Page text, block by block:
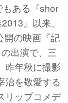
ある『shor
』以来、
開の映画『記
出演で、三
昨年秋に撮影
治を敬愛する
リップコメデ